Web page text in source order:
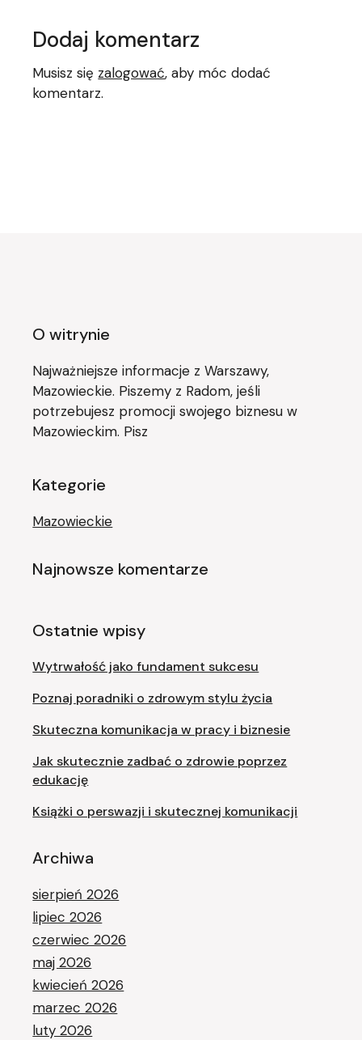
Dodaj komentarz
Musisz się zalogować, aby móc dodać
komentarz.
O witrynie
Najważniejsze informacje z Warszawy,
Mazowieckie. Piszemy z Radom, jeśli
potrzebujesz promocji swojego biznesu w
Mazowieckim. Pisz
Kategorie
Mazowieckie
Najnowsze komentarze
Ostatnie wpisy
Wytrwałość jako fundament sukcesu
Poznaj poradniki o zdrowym stylu życia
Skuteczna komunikacja w pracy i biznesie
Jak skutecznie zadbać o zdrowie poprzez
edukację
Książki o perswazji i skutecznej komunikacji
Archiwa
sierpień 2026
lipiec 2026
czerwiec 2026
maj 2026
kwiecień 2026
marzec 2026
luty 2026